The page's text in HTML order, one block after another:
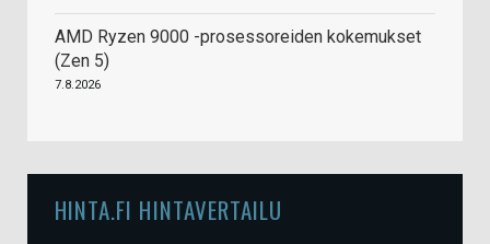
AMD Ryzen 9000 -prosessoreiden kokemukset
(Zen 5)
7.8.2026
HINTA.FI HINTAVERTAILU